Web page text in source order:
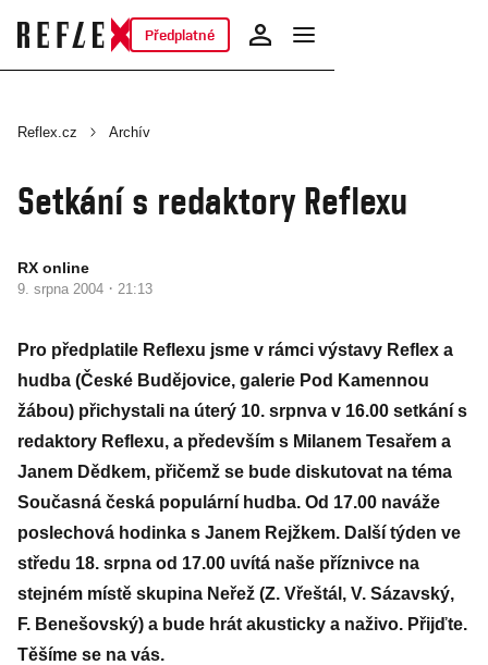
Předplatné
Reflex.cz Archív
Setkání s redaktory Reflexu
RX online
9. srpna 2004 · 21:13
Pro předplatile Reflexu jsme v rámci výstavy Reflex a
hudba (České Budějovice, galerie Pod Kamennou
žábou) přichystali na úterý 10. srpnva v 16.00 setkání s
redaktory Reflexu, a především s Milanem Tesařem a
Janem Dědkem, přičemž se bude diskutovat na téma
Současná česká populární hudba. Od 17.00 naváže
poslechová hodinka s Janem Rejžkem. Další týden ve
středu 18. srpna od 17.00 uvítá naše příznivce na
stejném místě skupina Neřež (Z. Vřeštál, V. Sázavský,
F. Benešovský) a bude hrát akusticky a naživo. Přijďte.
Těšíme se na vás.